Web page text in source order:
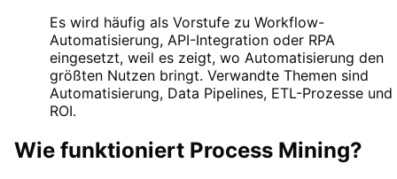
Es wird häufig als Vorstufe zu Workflow-
Automatisierung, API-Integration oder RPA
eingesetzt, weil es zeigt, wo Automatisierung den
größten Nutzen bringt. Verwandte Themen sind
Automatisierung, Data Pipelines, ETL-Prozesse und
ROI.
Wie funktioniert Process Mining?